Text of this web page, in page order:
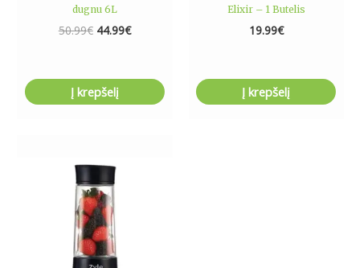
dugnu 6L
50.99€ 44.99€
Į krepšelį
Elixir – 1 Butelis
19.99€
Į krepšelį